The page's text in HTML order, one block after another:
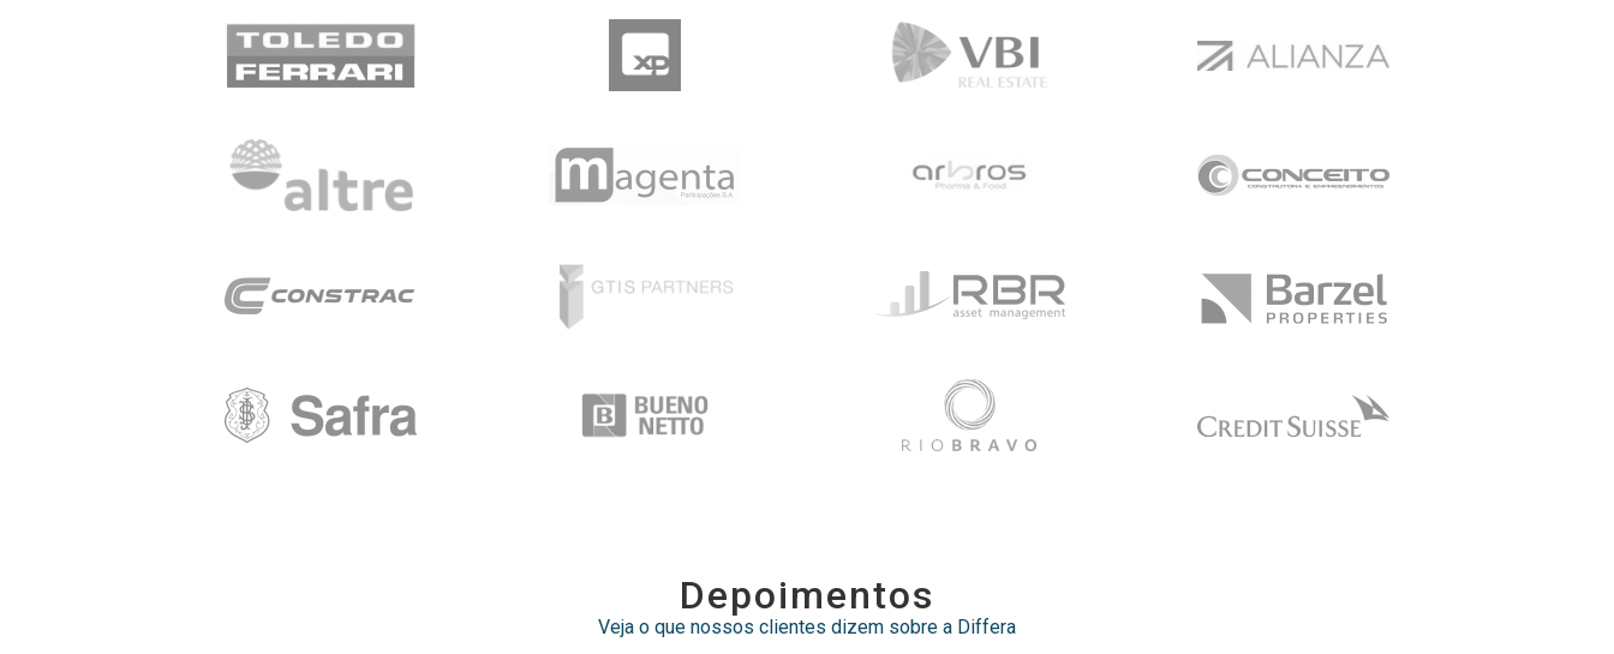
depoimentos
Veja o que nossos clientes dizem sobre a Differa